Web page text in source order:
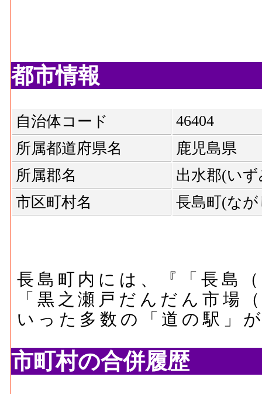
都市情報
自治体コード
46404
所属都道府県名
鹿児島県
所属郡名
出水郡(い
市区町村名
長島町(な
長島町内には、『「長島
「黒之瀬戸だんだん市場
いった多数の「道の駅」
市町村の合併履歴